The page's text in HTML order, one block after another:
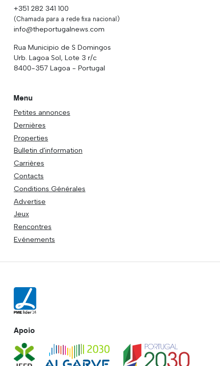
+351 282 341 100
(Chamada para a rede fixa nacional)
info@theportugalnews.com
Rua Municipio de S Domingos
Urb. Lagoa Sol, Lote 3 r/c
8400-357 Lagoa - Portugal
Menu
Petites annonces
Dernières
Properties
Bulletin d'information
Carrières
Contacts
Conditions Générales
Advertise
Jeux
Rencontres
Evénements
Apoio